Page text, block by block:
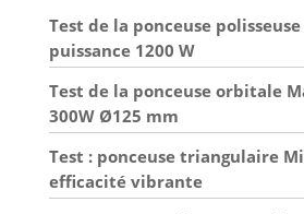
Test de la ponceuse
puissance 1200 W
Test de la ponceuse orbitale
300W Ø125 mm
Test : ponceuse triangulaire
efficacité vibrante